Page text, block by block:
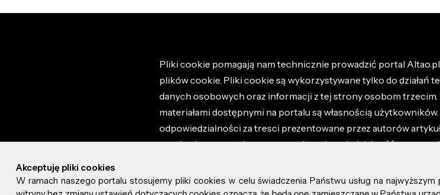
Pliki cookie pomagają nam technicznie prowadzić portal
plików cookie. Pliki cookie są wykorzystywane tylko do
danych osobowych oraz informacji z tej strony osobom trzecim.
materiałami dostępnymi na portalu są własnością
odpowiedzialności za tresci prezentowane przez autorów
regulaminem portalu oraz ponosisz odpowiedzialność za
© 2026 altao.pl. Wszystkie prawa zastrzeżone.
Akceptuję pliki cookies
W ramach naszego portalu stosujemy pliki cookies w celu świadczenia Państwu usług na